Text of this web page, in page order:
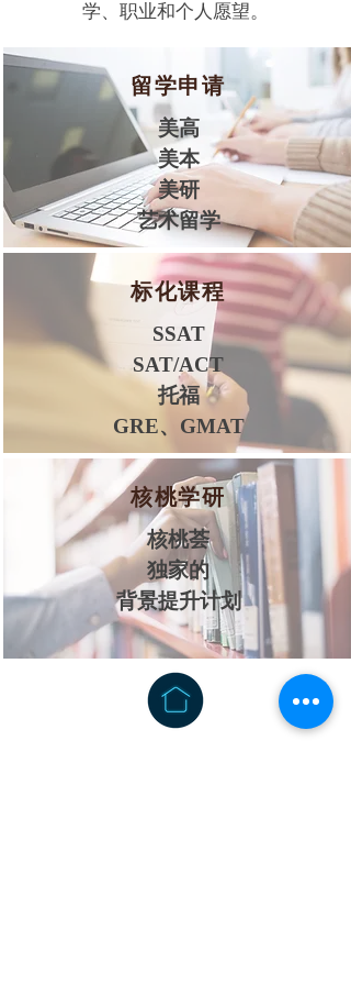
学、职业和个人愿望。
留学申请
美高
美本
​美研
​艺术留学
标化课程
SSAT
SAT/ACT
托福
​GRE、GMAT
核桃学研
核桃荟
独家的
背景提升计划